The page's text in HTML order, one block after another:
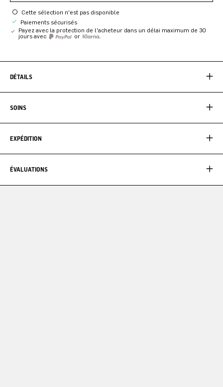
Cette sélection n'est pas disponible
Paiements sécurisés
Payez avec la protection de l'acheteur dans un délai maximum de 30
jours avec
or
DÉTAILS
SOINS
EXPÉDITION
ÉVALUATIONS